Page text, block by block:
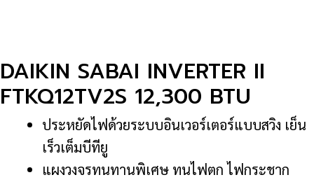
DAIKIN SABAI INVERTER II
FTKQ12TV2S 12,300 BTU
ประหยัดไฟด้วยระบบอินเวอร์เตอร์แบบสวิง เย็น
เร็วเต็มบีทียู
แผงวงจรทนทานพิเศษ ทนไฟตก ไฟกระชาก